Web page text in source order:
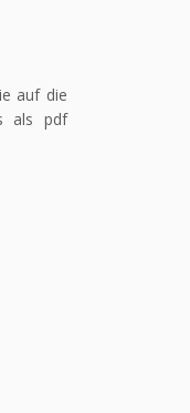
auf die
als pdf